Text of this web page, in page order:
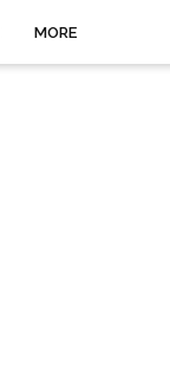
MORE